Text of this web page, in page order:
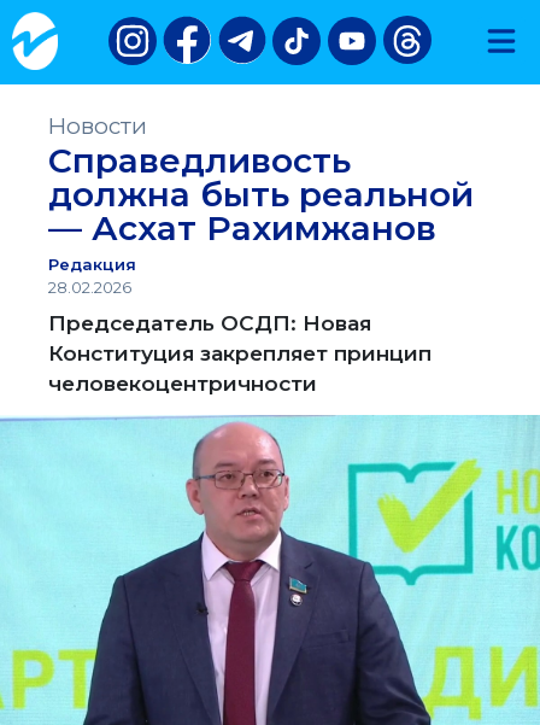
Новости
Справедливость
должна быть реальной
— Асхат Рахимжанов
Редакция
28.02.2026
Председатель ОСДП: Новая
Конституция закрепляет принцип
человекоцентричности